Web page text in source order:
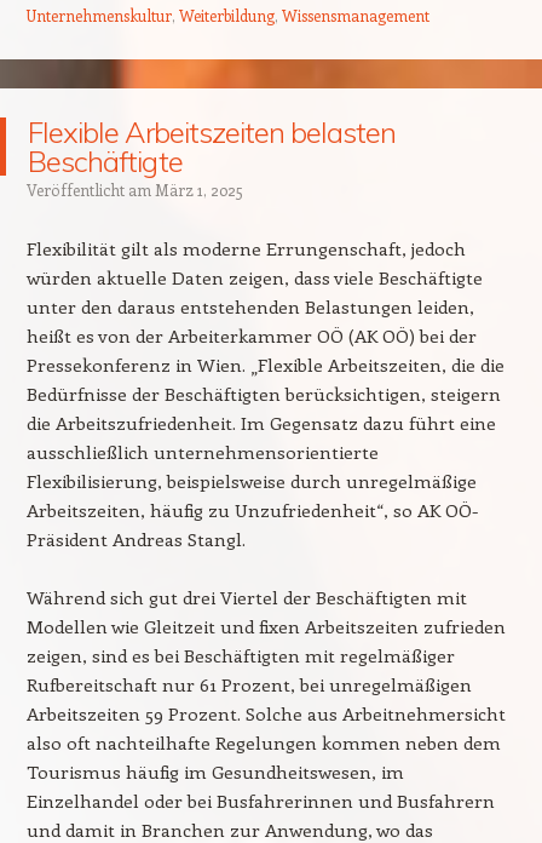
Unternehmenskultur, Weiterbildung, Wissensmanagement
Flexible Arbeitszeiten belasten
Beschäftigte
Veröffentlicht am März 1, 2025
Flexibilität gilt als moderne Errungenschaft, jedoch
würden aktuelle Daten zeigen, dass viele Beschäftigte
unter den daraus entstehenden Belastungen leiden,
heißt es von der Arbeiterkammer OÖ (AK OÖ) bei der
Pressekonferenz in Wien. „Flexible Arbeitszeiten, die die
Bedürfnisse der Beschäftigten berücksichtigen, steigern
die Arbeitszufriedenheit. Im Gegensatz dazu führt eine
ausschließlich unternehmensorientierte
Flexibilisierung, beispielsweise durch unregelmäßige
Arbeitszeiten, häufig zu Unzufriedenheit“, so AK OÖ-
Präsident Andreas Stangl.
Während sich gut drei Viertel der Beschäftigten mit
Modellen wie Gleitzeit und fixen Arbeitszeiten zufrieden
zeigen, sind es bei Beschäftigten mit regelmäßiger
Rufbereitschaft nur 61 Prozent, bei unregelmäßigen
Arbeitszeiten 59 Prozent. Solche aus Arbeitnehmersicht
also oft nachteilhafte Regelungen kommen neben dem
Tourismus häufig im Gesundheitswesen, im
Einzelhandel oder bei Busfahrerinnen und Busfahrern
und damit in Branchen zur Anwendung, wo das